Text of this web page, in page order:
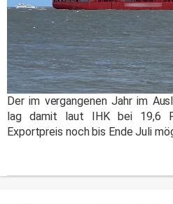
Der im vergangenen Jahr im
lag damit laut IHK bei 19,6
Exportpreis noch bis Ende Juli